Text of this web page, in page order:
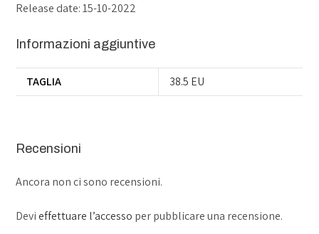
Release date: 15-10-2022
Informazioni aggiuntive
TAGLIA 38.5 EU
Recensioni
Ancora non ci sono recensioni.
Devieffettuare l’accesso per pubblicare una recensione.